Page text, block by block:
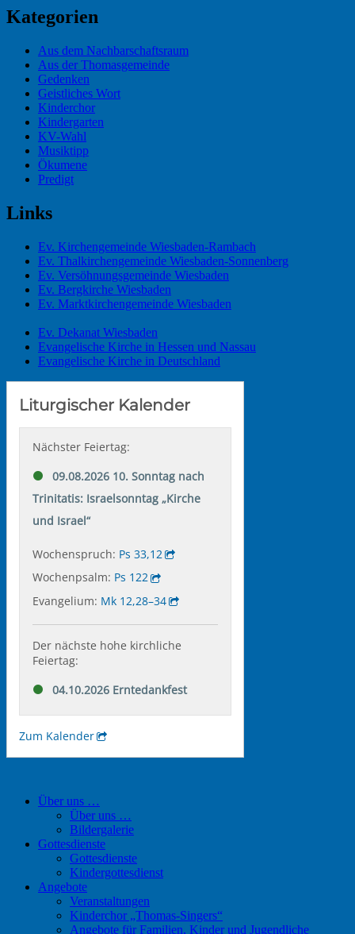
Kategorien
Aus dem Nachbarschaftsraum
Aus der Thomasgemeinde
Gedenken
Geistliches Wort
Kinderchor
Kindergarten
KV-Wahl
Musiktipp
Ökumene
Predigt
Links
Ev. Kirchengemeinde Wiesbaden-Rambach
Ev. Thalkirchengemeinde Wiesbaden-Sonnenberg
Ev. Versöhnungsgemeinde Wiesbaden
Ev. Bergkirche Wiesbaden
Ev. Marktkirchengemeinde Wiesbaden
Ev. Dekanat Wiesbaden
Evangelische Kirche in Hessen und Nassau
Evangelische Kirche in Deutschland
Über uns …
Über uns …
Bildergalerie
Gottesdienste
Gottesdienste
Kindergottesdienst
Angebote
Veranstaltungen
Kinderchor „Thomas-Singers“
Angebote für Familien, Kinder und Jugendliche